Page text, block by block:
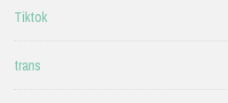
Tiktok
trans